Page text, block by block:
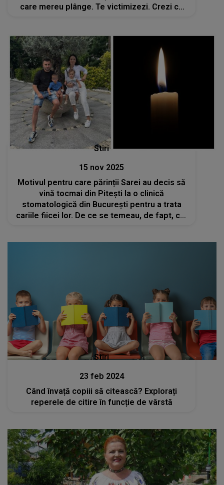
care mereu plânge. Te victimizezi. Crezi că
Stiri
15 nov 2025
Motivul pentru care părinții Sarei au decis să
vină tocmai din Pitești la o clinică
stomatologică din București pentru a trata
cariile fiicei lor. De ce se temeau, de fapt, cei
Stiri
23 feb 2024
Când învață copiii să citească? Explorați
reperele de citire în funcție de vârstă